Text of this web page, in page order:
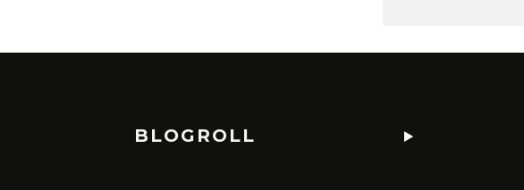
BLOGROLL